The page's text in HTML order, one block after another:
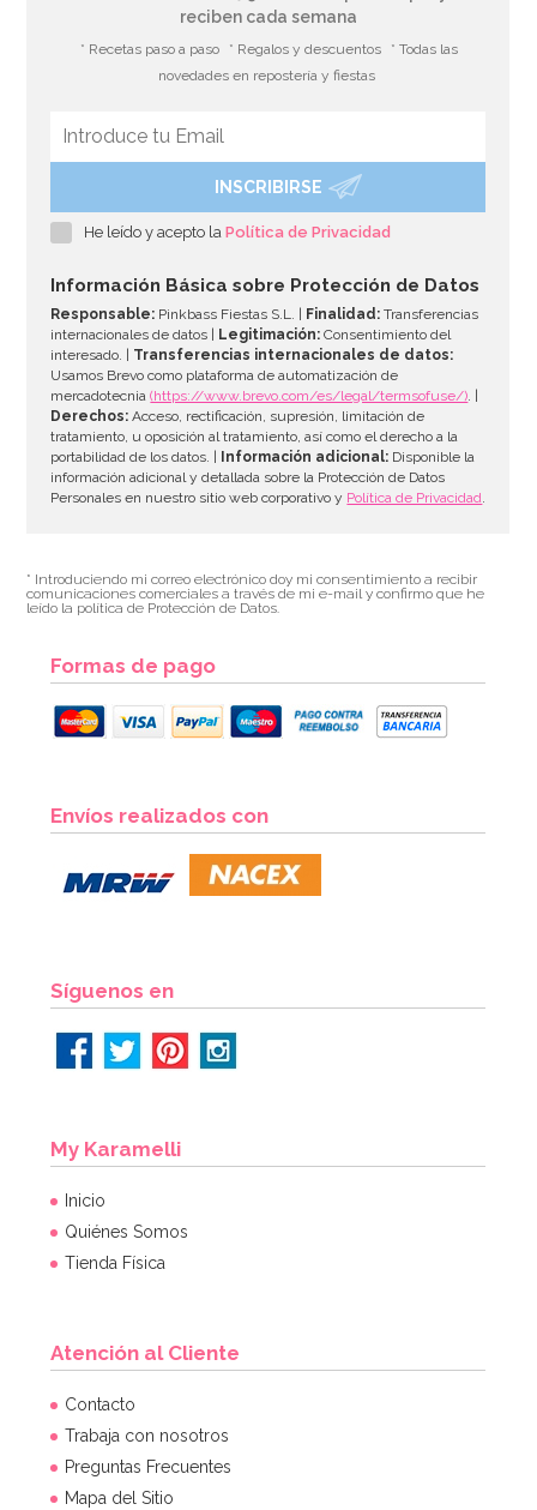
reciben cada semana
* Recetas paso a paso * Regalos y descuentos
* Todas las
novedades en repostería y fiestas
INSCRIBIRSE
He leído y acepto laPolítica de Privacidad
Información Básica sobre Protección de Datos
Responsable: Pinkbass Fiestas S.L. | Finalidad: Transferencias
internacionales de datos |
Legitimación: Consentimiento del
interesado. | Transferencias internacionales de datos:
Usamos Brevo como plataforma de automatización de
mercadotecnia(https://www.brevo.com/es/legal/termsofuse/). |
Derechos: Acceso, rectificación, supresión, limitación de
tratamiento, u oposición al tratamiento, así como el derecho a la
portabilidad de los datos. |
Información adicional: Disponible la
información adicional y detallada sobre la Protección de Datos
Personales en nuestro sitio web corporativo y Política de Privacidad.
* Introduciendo mi correo electrónico doy mi consentimiento a recibir
comunicaciones comerciales a través de mi e-mail y confirmo que he
leído la política de Protección de Datos.
Formas de pago
Envíos realizados con
Síguenos en
My Karamelli
Inicio
Quiénes Somos
Tienda Física
Atención al Cliente
Contacto
Trabaja con nosotros
Preguntas Frecuentes
Mapa del Sitio